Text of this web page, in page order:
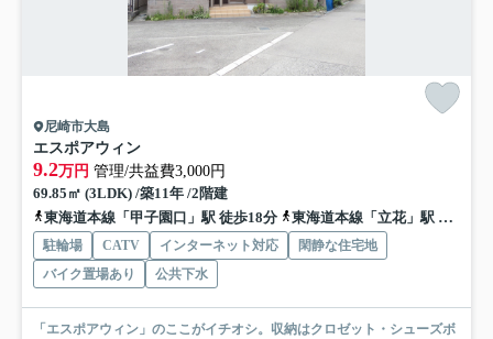
尼崎市大島
エスポアウィン
9.2万円 管理/共益費3,000円
69.85㎡ (3LDK) /築11年 /2階建
東海道本線「甲子園口」駅 徒歩18分
東海道本線「立花」駅 バス7分 阪神バス「尼崎西消防署前」 停歩9分
駐輪場 CATV インターネット対応
閑静な住宅地
バイク置場あり
公共下水
「エスポアウィン」のここがイチオシ。収納はクロゼット・シューズボ